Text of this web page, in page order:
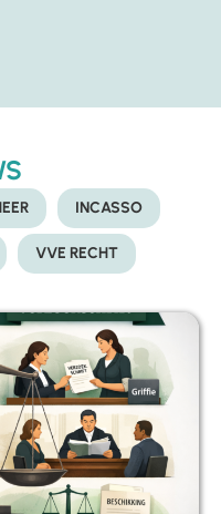
INCASSO
VVE RECHT